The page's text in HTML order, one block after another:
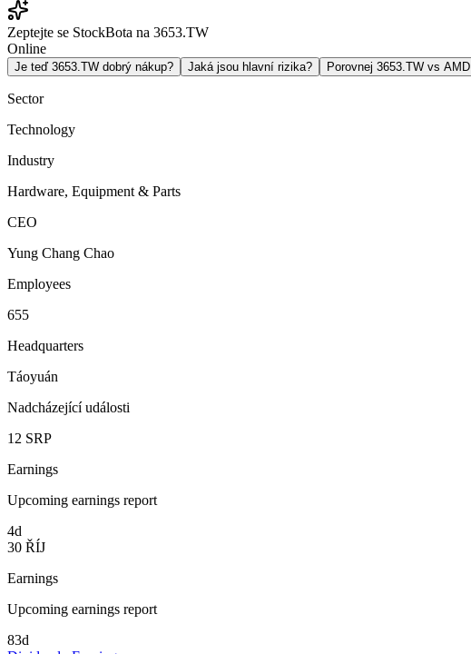
Zeptejte se StockBota na 3653.TW
Online
Je teď 3653.TW dobrý nákup? Jaká jsou hlavní rizika? Porovnej 3653.TW vs AMD
Sector
Technology
Industry
Hardware, Equipment & Parts
CEO
Yung Chang Chao
Employees
655
Headquarters
Táoyuán
Nadcházející události
12 SRP
Earnings
Upcoming earnings report
4d
30 ŘÍJ
Earnings
Upcoming earnings report
83d